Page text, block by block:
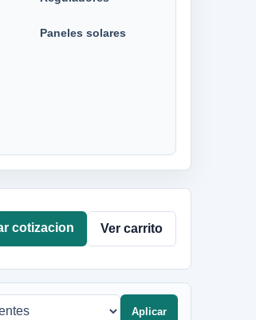
Paneles solares
cotizacion Ver carrito
Aplicar